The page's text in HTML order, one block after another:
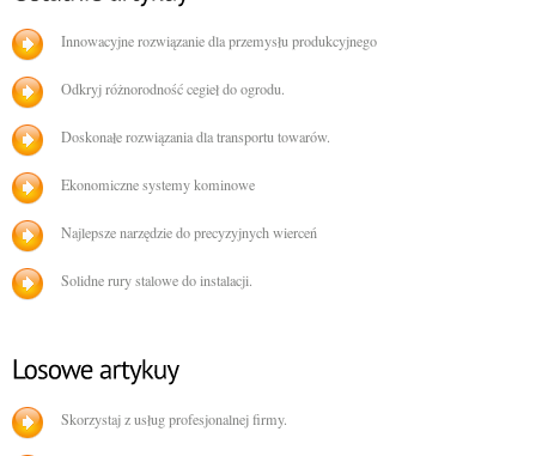
Innowacyjne rozwiązanie dla przemysłu produkcyjnego
Odkryj różnorodność cegieł do ogrodu.
Doskonałe rozwiązania dla transportu towarów.
Ekonomiczne systemy kominowe
Najlepsze narzędzie do precyzyjnych wierceń
Solidne rury stalowe do instalacji.
Skorzystaj z usług profesjonalnej firmy.